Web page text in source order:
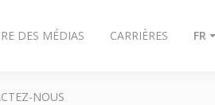
DES MÉDIAS CARRIÈRES FR
NOUS